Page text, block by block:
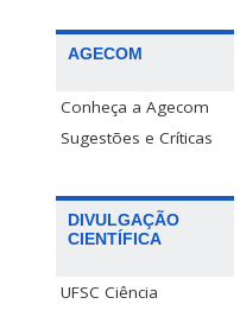
AGECOM
Conheça a Agecom
Sugestões e Críticas
DIVULGAÇÃO
CIENTÍFICA
UFSC Ciência